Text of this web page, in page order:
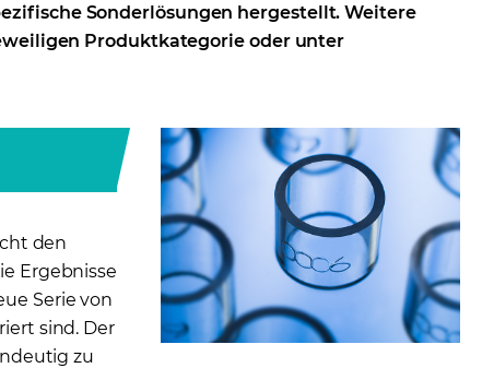
Sonderlösungen hergestellt. Weitere
Produktkategorie oder unter
den
Ergebnisse
Serie von
sind. Der
zu